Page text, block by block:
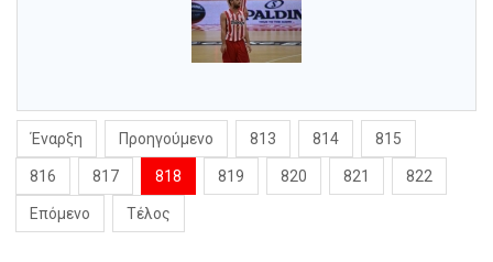
Έναρξη Προηγούμενο 813 814 815
816 817 818 819 820 821 822
Επόμενο Τέλος